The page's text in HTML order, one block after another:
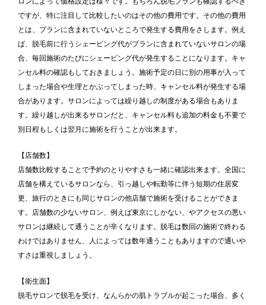
ですが、特に注目して比較したいのはその他の費用です。その他の費用
とは、プランに含まれていないところで発生する費用をさします。例え
ば、脱毛前に行うシェービング代がプランに含まれていないサロンの場
合、毎回施術のたびにシェービング代が発生することになります。キャ
ンセル料の確認もしておきましょう。施術予定の日に別の用事が入って
しまった場合や生理とかぶってしまった時、キャンセル料が発生する場
合があります。サロンによっては繰り越しの制度がある場合もありま
す。繰り越しが出来るサロンだと、キャンセル料も追加の料金も不要で
別日程もしくは翌月に施術を行うことが出来ます。
【店舗数】
店舗数比較することで予約のとりやすさも一緒に確認出来ます。全国に
店舗を構えているサロンなら、引っ越しや転勤等に伴う短期の住居変
更、旅行のときにも同じサロンの他店舗で施術を受けることができま
す。店舗数の少ないサロン、例えば東京にしかない、やアクセスの悪い
サロンは継続して通うことが辛くなります。脱毛は数回の施術で終わる
わけではありません、人によっては数年通うこともありますので通いや
すさは重視しましょう。
【衛生面】
脱毛サロンで脱毛を受け、なんらかの肌トラブルが起こった場合、多く